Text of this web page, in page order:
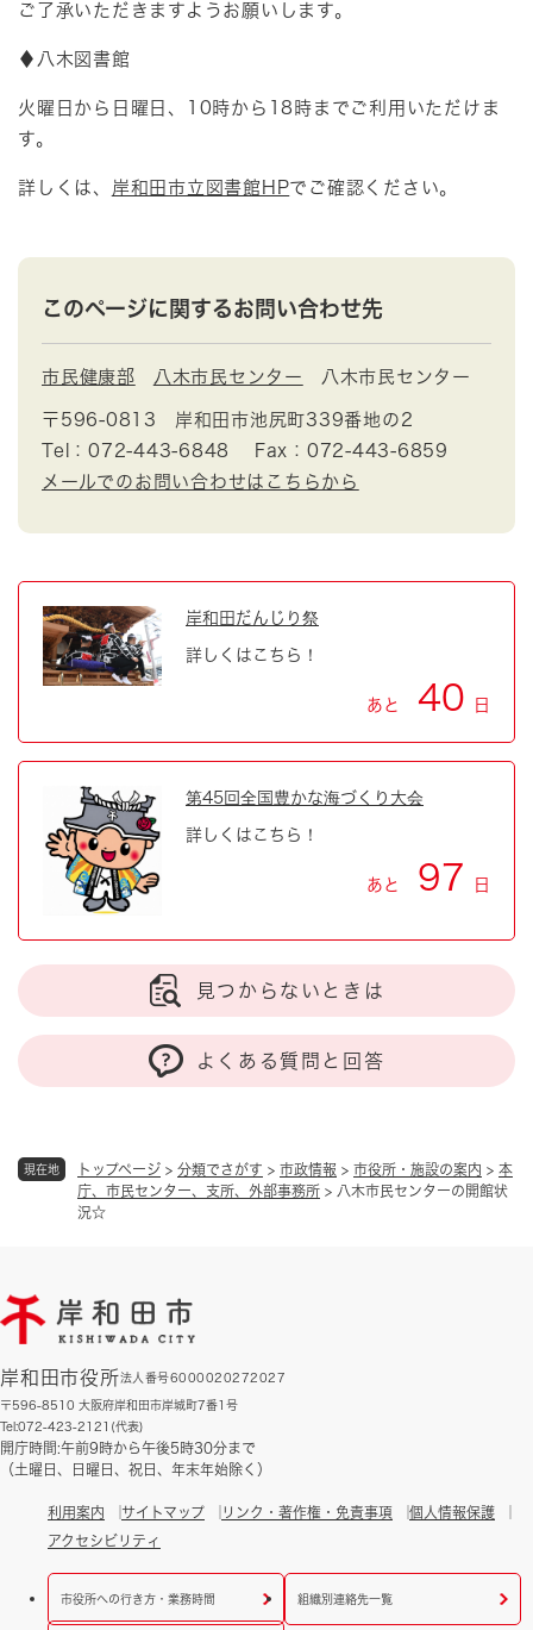
現在地 トップページ > 分類でさがす > 市政情報 > 市役所・施設の案内 > 本
庁、市民センター、支所、外部事務所 > 八木市民センターの開館状
況☆
ご了承いただきますようお願いします。
♦八木図書館
火曜日から日曜日、10時から18時までご利用いただけま
す。
詳しくは、 岸和田市立図書館HPでご確認ください。
このページに関するお問い合わせ先
市民健康部 八木市民センター 八木市民センター
〒596-0813
岸和田市池尻町339番地の2
Tel：072-443-6848
Fax：072-443-6859
メールでのお問い合わせはこちらから
岸和田だんじり祭
詳しくはこちら！
あと 40 日
第45回全国豊かな海づくり大会
詳しくはこちら！
あと 97 日
見つからないときは
よくある質問と回答
岸和田市役所法人番号6000020272027
〒596-8510 大阪府岸和田市岸城町7番1号
Tel:072-423-2121(代表)
開庁時間:午前9時から午後5時30分まで
（土曜日、日曜日、祝日、年末年始除く）
利用案内 サイトマップ リンク・著作権・免責事項
個人情報保護
アクセシビリティ
市役所への行き方・業務時間 組織別連絡先一覧